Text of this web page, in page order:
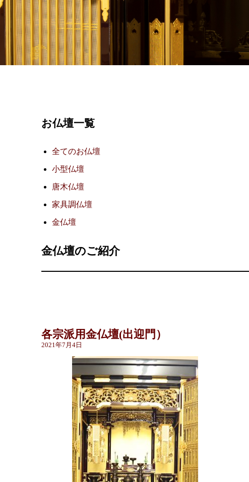
お仏壇一覧
全てのお仏壇
小型仏壇
唐木仏壇
家具調仏壇
金仏壇
金仏壇のご紹介
各宗派用金仏壇(出迎門）
2021年7月4日